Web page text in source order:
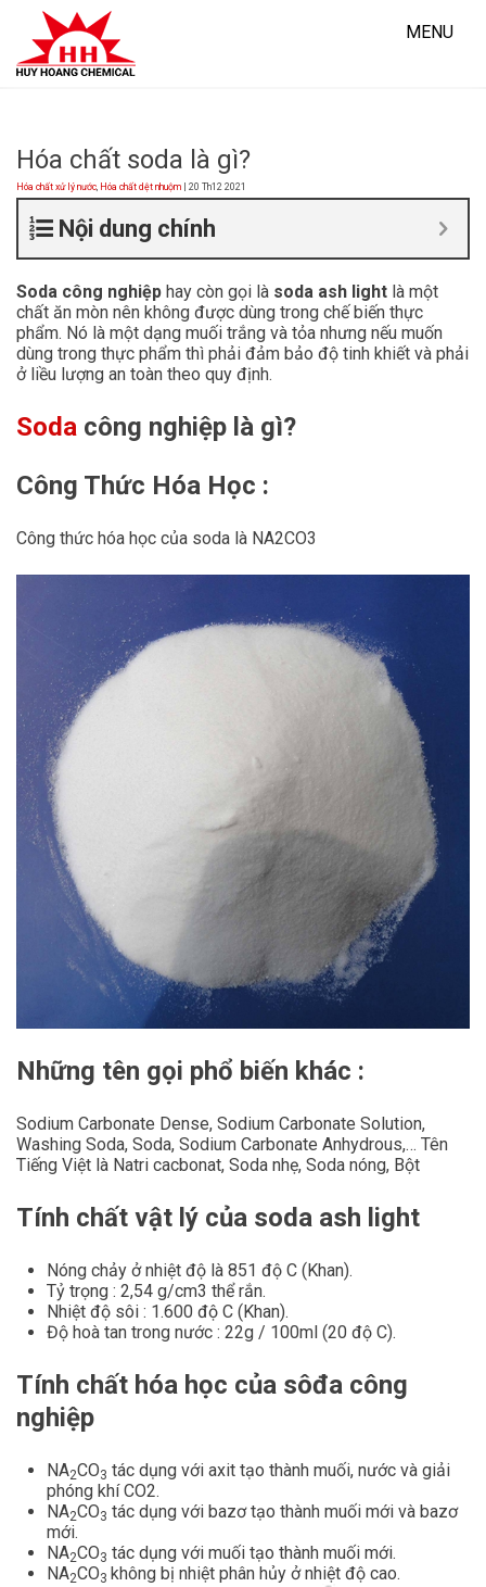
content
MENU
Hóa chất soda là gì?
Hóa chất xử lý nước, Hóa chất dệt nhuộm | 20 Th12 2021
Nội dung chính
Soda công nghiệp hay còn gọi là soda ash light là một
chất ăn mòn nên không được dùng trong chế biến thực
phẩm. Nó là một dạng muối trắng và tỏa nhưng nếu muốn
dùng trong thực phẩm thì phải đảm bảo độ tinh khiết và phải
ở liều lượng an toàn theo quy định.
Soda công nghiệp là gì?
Công Thức Hóa Học :
Công thức hóa học của soda là NA2CO3
Những tên gọi phổ biến khác :
Sodium Carbonate Dense, Sodium Carbonate Solution,
Washing Soda, Soda, Sodium Carbonate Anhydrous,… Tên
Tiếng Việt là Natri cacbonat, Soda nhẹ, Soda nóng, Bột
Tính chất vật lý của soda ash light
Nóng chảy ở nhiệt độ là 851 độ C (Khan).
Tỷ trọng : 2,54 g/cm3 thể rắn.
Nhiệt độ sôi : 1.600 độ C (Khan).
Độ hoà tan trong nước : 22g / 100ml (20 độ C).
Tính chất hóa học của sôđa công
nghiệp
NA2CO3 tác dụng với axit tạo thành muối, nước và giải
phóng khí CO2.
NA2CO3 tác dụng với bazơ tạo thành muối mới và bazơ
mới.
NA2CO3 tác dụng với muối tạo thành muối mới.
NA2CO3 không bị nhiệt phân hủy ở nhiệt độ cao.